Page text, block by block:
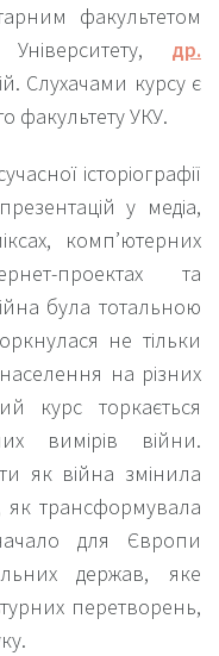
факультетом
др.
Слухачами курсу є
факультету УКУ.
історіографії
у медіа,
комп’ютерних
проектах та
була тотальною
не тільки
на різних
курс торкається
вимірів війни.
як війна змінила
як трансформувала
для Європи
держав, яке
перетворень,